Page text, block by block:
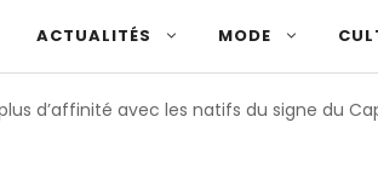
ACTUALITÉS MODE
d’affinité avec les natifs du signe du